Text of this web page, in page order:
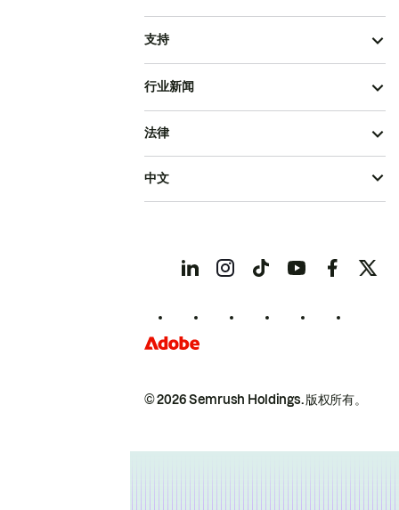
支持
行业新闻
© 2026 Semrush Holdings.版权所有。
法律
中文